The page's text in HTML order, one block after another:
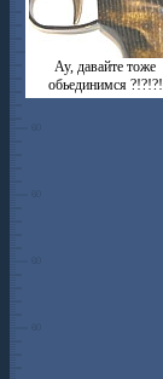
Ау, давайте тоже
обьединимся ?!?!?!